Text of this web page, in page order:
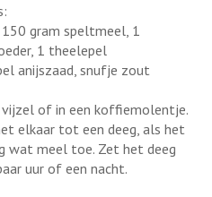
gram speltmeel, 1
1 theelepel
anijszaad, snufje zout
of in een koffiemolentje.
elkaar tot een deeg, als het
wat meel toe. Zet het deeg
uur of een nacht.